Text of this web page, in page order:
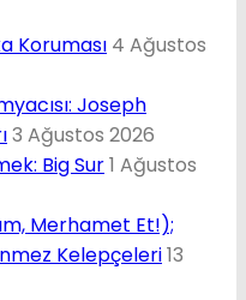
Koruması 4 Ağustos
Joseph
3 Ağustos 2026
Big Sur1 Ağustos
Merhamet Et!);
Kelepçeleri13